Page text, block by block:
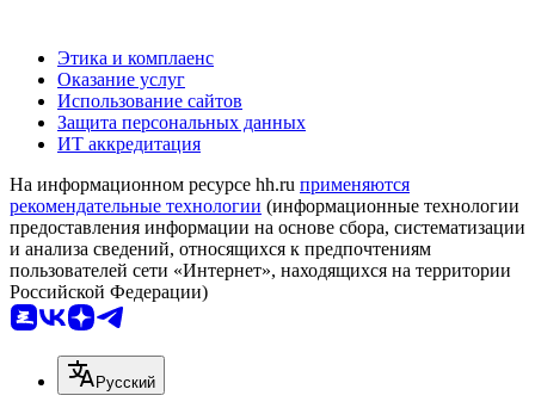
Этика и комплаенс
Оказание услуг
Использование сайтов
Защита персональных данных
ИТ аккредитация
На информационном ресурсе hh.ru применяются
рекомендательные технологии (информационные технологии
предоставления информации на основе сбора, систематизации
и анализа сведений, относящихся к предпочтениям
пользователей сети «Интернет», находящихся на территории
Российской Федерации)
Русский